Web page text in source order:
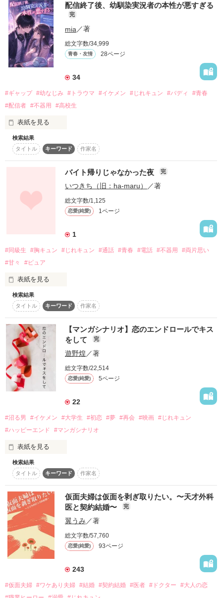
…めんどいから彼女いらないとか言うくせに。
そういうこと、言う。
二人の時間が増えるにつれて、
私の中の君の存在は大きくなっていく。
急にいなくなったりしないよね…？
「凛の大切なものは、俺にとっても大切なの」
いつか終わりが来るってわかってる。
「どこ行くの？ 凛の定位置、ここでしょ」
私の定位置は、
君の腕の中がいい。
＝＝2023.4.7 更新開始＝＝
＝＝2023.6.10 完結＝＝
▧ ▦ ▤ ▥ ▧ ▦ ▤ ▥ ▧ ▦ ▤ ▥ ▧
「ずるいな、いろ巴は。
はっきり言って欲しい？」
「おれ、そろそろ限界なんだけど。
✳スタジオミュージシャンとは、
アーティストのレコーディングや
テレビの音楽番組、ライブツアーなどで
演奏するバックミュージシャンのこと。
バンドものとは一味違う、
オトナ向けのラブストーリーです。
作品を読む
体験入部の時点で
『よく食べる変わった子』
なんて肩書きがついちゃったけど、
作りがいがあるよ」
彼は手料理を持ってきてくれた。
「ははっ、ならまた食べにおいで。
きっと、
私はそんな優しさに───恋しちゃったんだ。
「お前の『美味しい』が、一番嬉しか」
先輩が作る料理には、
惚れ薬でも入ってるのかな。
それくらい、
先輩が見せる顔も、
料理も、
言葉も、
全部甘くて……。
小説家が夢の大学1年生
一途で頑張りやなツンデレ女子
一葉 朱梛(19)
(ｲﾂﾊ ｼｭﾅ)
×
実は人気ライト文芸作家
芥川 耀哉(26)
(ｱｸﾀｶﾞﾜ ｶｶﾞﾔ)
⋱⋰ ⋱⋰ ⋱⋰ ⋱⋰ ⋱⋰ ⋱⋰ ⋱⋰ ⋱⋰ ⋱⋰
2025.7.2〜2025.7.10
※この作品はマンガシナリオになります。
※第8回noicomiマンガシナリオ大賞にエントリーしています。
※5話までの公開となります。
配信終了後、幼馴染実況者の本性が悪すぎる
完
mia／著
総文字数/34,999
青春・友情 28ページ
34
#ギャップ #幼なじみ #トラウマ #イケメン #じれキュン #バディ
#青春
#配信者 #不器用 #高校生
表紙を見る
表向きは。
「フウちゃん、はい。このアイテム使って」
「ナギ様〜！！ありがとう…！」
配信後は――
「おい、ノロマ。
んだよ、さっきのクソプレイは」
「はぁ？凪の指示が遅いからでしょ…！」
指示なしで小学生でも出来るわ。
……いや、そんなこと言ったら小学生に失礼か」
「はぁああ！？　おいこら、もういっぺん言ってみろ…！」
喧嘩ばかりのふたり。
✧･ﾟ: ✧･ﾟ: 　　 :･ﾟ✧:･ﾟ✧
明るいポンコツ実況者
佐倉楓花（高1）
×
検索結果
タイトル
キーワード 作家名
バイト帰りじゃなかった夜 完
いつきち（旧：ha-maru） ／著
総文字数/1,125
恋愛(純愛) 1ページ
1
#同級生 #胸キュン #じれキュン #通話 #青春 #電話 #不器用
#両片思い
#甘々
#ピュア
表紙を見る
「今日もバイト帰り？」
そう言って始まる、毎日の通話
彼にとっては、ただの暇つぶし
だけど私は少しずつ期待してしまう
でも——その日の“帰り道”には
少しだけ違和感があった。
※1ページ完結の超短編です
検索結果
タイトル
キーワード 作家名
【マンガシナリオ】恋のエンドロールでキス
をして
完
遊野煌 ／著
総文字数/22,514
恋愛(純愛) 5ページ
22
#沼る男 #イケメン #大学生 #初恋 #夢 #再会 #映画 #じれキュン
#ハッピーエンド
#マンガシナリオ
表紙を見る
※こちらはマンガシナリオになります。
※第8回noicomiマンガシナリオ大賞にて、
入賞しました。
※表紙はフリー素材です。
検索結果
タイトル
キーワード 作家名
仮面夫婦は仮面を剥ぎ取りたい。〜天才外科
医と契約結婚〜
完
翼うみ ／著
総文字数/57,760
恋愛(純愛) 93ページ
243
#仮面夫婦 #ワケあり夫婦 #結婚 #契約結婚 #医者 #ドクター
#大人の恋